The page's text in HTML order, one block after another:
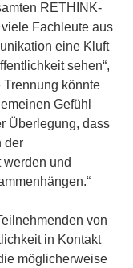
RETHINK-
Fachleute aus
eine Kluft
sehen“,
Trennung könnte
Gefühl
Überlegung, dass
der
und
von
in Kontakt
möglicherweise